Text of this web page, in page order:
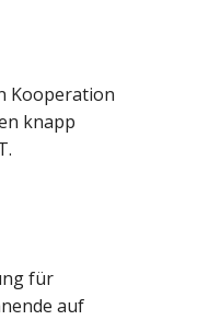
Kooperation
knapp
für
auf